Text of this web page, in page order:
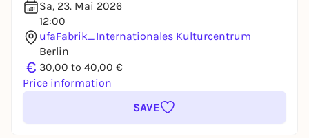
Sa, 23. Mai 2026
12:00
ufaFabrik_Internationales Kulturcentrum
Berlin
€ 30,00 to 40,00 €
Price information
SAVE